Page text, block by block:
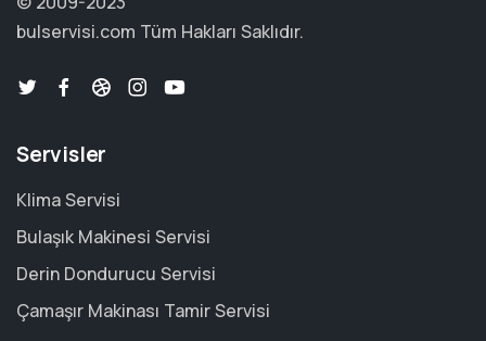
bulservisi.com Tüm Hakları Saklıdır.
Servisler
Klima Servisi
Bulaşık Makinesi Servisi
Derin Dondurucu Servisi
Çamaşır Makinası Tamir Servisi